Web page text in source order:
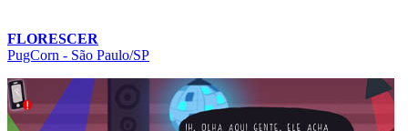
FLORESCER
PugCorn - São Paulo/SP